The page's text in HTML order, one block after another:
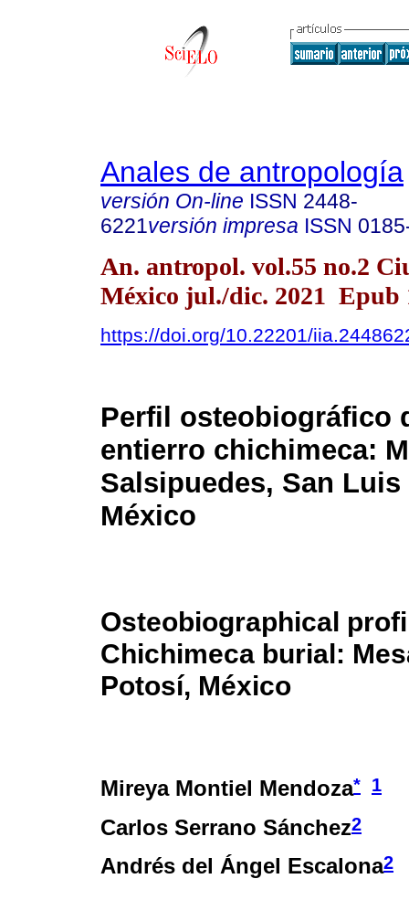
Anales de antropología
versión On-line ISSN 2448-
6221versión impresa ISSN
An. antropol. vol.55 no.2
México jul./dic. 2021 Epub
https://doi.org/10.22201/
Perfil osteobiográfico
entierro chichimeca:
Salsipuedes, San
México
Osteobiographical
Chichimeca burial:
Potosí, México
Mireya Montiel Mendoza* 1
Carlos Serrano Sánchez2
Andrés del Ángel Escalona2